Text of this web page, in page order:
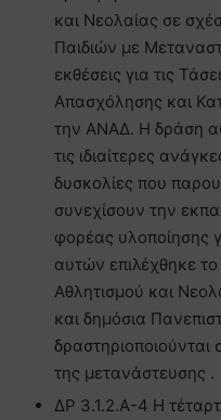
και Νεολαίας σε
Παιδιών με
εκθέσεις για τις
Απασχόλησης και
την ΑΝΑΔ. Η δράση
τις ιδιαίτερες
δυσκολίες που
συνεχίσουν την
φορέας υλοποίησης
αυτών επιλέχθηκε
Αθλητισμού και
και δημόσια
δραστηριοποιούνται
της μετανάστευσης .
ΔΡ 3.1.2.Α-4 Η